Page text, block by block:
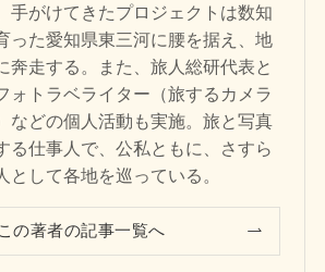
手がけてきたプロジェクトは数知
った愛知県東三河に腰を据え、地
奔走する。また、旅人総研代表と
ォトラベライター（旅するカメラ
などの個人活動も実施。旅と写真
る仕事人で、公私ともに、さすら
として各地を巡っている。
この著者の記事一覧へ